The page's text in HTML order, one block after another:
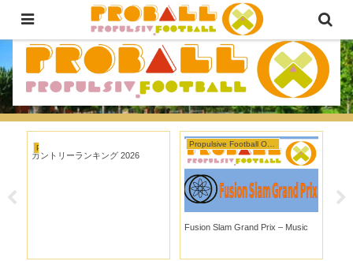
The first-ever FootBALL for ALL!
Propulsive Football Official
カントリーランキング 2026
Fusion Slam Grand Prix – Music